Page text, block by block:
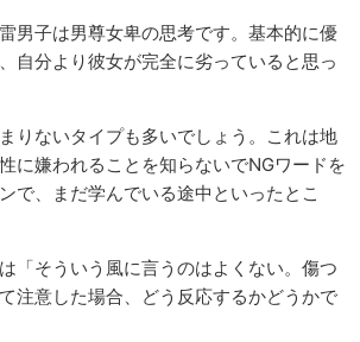
男子は男尊女卑の思考です。基本的に優
自分より彼女が完全に劣っていると思っ
りないタイプも多いでしょう。これは地
に嫌われることを知らないでNGワードを
で、まだ学んでいる途中といったとこ
「そういう風に言うのはよくない。傷つ
注意した場合、どう反応するかどうかで